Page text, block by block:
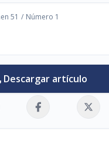
51 / Número 1
Descargar artículo